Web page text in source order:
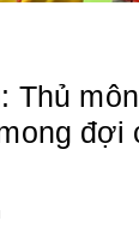
Thủ
đợi